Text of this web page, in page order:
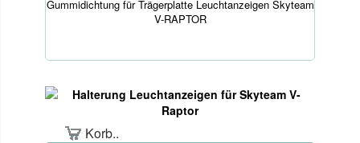
Gummidichtung für Trägerplatte Leuchtanzeigen Skyteam
V-RAPTOR
Korb..